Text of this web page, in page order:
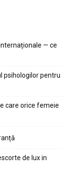
— ce
psihologilor pentru
care orice femeie
de lux in